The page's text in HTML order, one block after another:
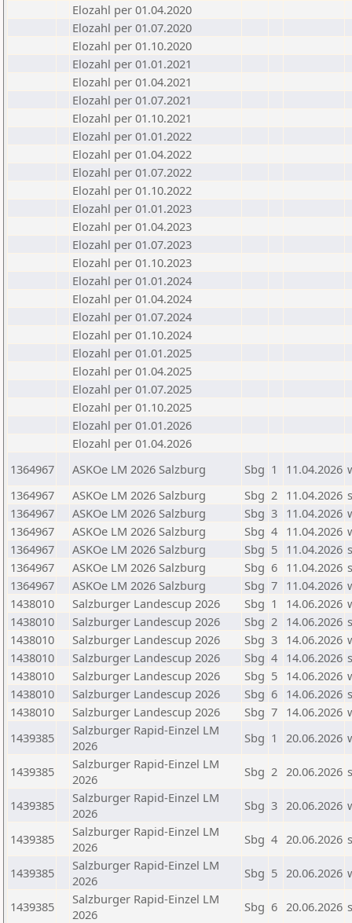
Elozahl per 01.04.2020
Elozahl per 01.07.2020
Elozahl per 01.10.2020
Elozahl per 01.01.2021
Elozahl per 01.04.2021
Elozahl per 01.07.2021
Elozahl per 01.10.2021
Elozahl per 01.01.2022
Elozahl per 01.04.2022
Elozahl per 01.07.2022
Elozahl per 01.10.2022
Elozahl per 01.01.2023
Elozahl per 01.04.2023
Elozahl per 01.07.2023
Elozahl per 01.10.2023
Elozahl per 01.01.2024
Elozahl per 01.04.2024
Elozahl per 01.07.2024
Elozahl per 01.10.2024
Elozahl per 01.01.2025
Elozahl per 01.04.2025
Elozahl per 01.07.2025
Elozahl per 01.10.2025
Elozahl per 01.01.2026
Elozahl per 01.04.2026
1364967
ASKOe LM 2026 Salzburg Sbg 1 11.04.2026
1364967
ASKOe LM 2026 Salzburg Sbg 2 11.04.2026 s
1364967
ASKOe LM 2026 Salzburg Sbg 3 11.04.2026
1364967
ASKOe LM 2026 Salzburg Sbg 4 11.04.2026
1364967
ASKOe LM 2026 Salzburg Sbg 5 11.04.2026 s
1364967
ASKOe LM 2026 Salzburg Sbg 6 11.04.2026 s
1364967
ASKOe LM 2026 Salzburg Sbg 7 11.04.2026
1438010
Salzburger Landescup 2026 Sbg 1 14.06.2026
1438010
Salzburger Landescup 2026 Sbg 2 14.06.2026 s
1438010
Salzburger Landescup 2026 Sbg 3 14.06.2026
1438010
Salzburger Landescup 2026 Sbg 4 14.06.2026 s
1438010
Salzburger Landescup 2026 Sbg 5 14.06.2026
1438010
Salzburger Landescup 2026 Sbg 6 14.06.2026 s
1438010
Salzburger Landescup 2026 Sbg 7 14.06.2026
1439385
Salzburger Rapid-Einzel LM
2026
Sbg 1 20.06.2026
1439385
Salzburger Rapid-Einzel LM
2026
Sbg 2 20.06.2026 s
1439385
Salzburger Rapid-Einzel LM
2026
Sbg 3 20.06.2026
1439385
Salzburger Rapid-Einzel LM
2026
Sbg 4 20.06.2026 s
1439385
Salzburger Rapid-Einzel LM
2026
Sbg 5 20.06.2026
1439385
Salzburger Rapid-Einzel LM
2026
Sbg 6 20.06.2026 s